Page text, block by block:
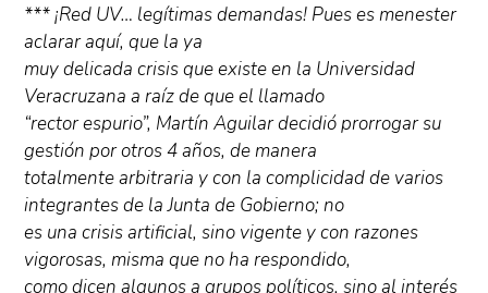
*** ¡Red UV… legítimas demandas! Pues es menester
aclarar aquí, que la ya
muy delicada crisis que existe en la Universidad
Veracruzana a raíz de que el llamado
“rector espurio”, Martín Aguilar decidió prorrogar su
gestión por otros 4 años, de manera
totalmente arbitraria y con la complicidad de varios
integrantes de la Junta de Gobierno; no
es una crisis artificial, sino vigente y con razones
vigorosas, misma que no ha respondido,
como dicen algunos a grupos políticos, sino al interés